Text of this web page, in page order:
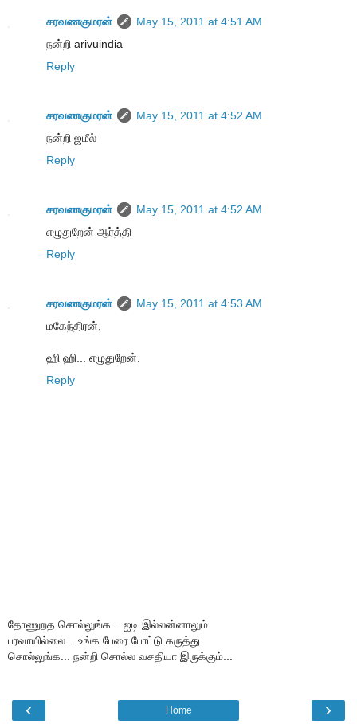
சரவணகுமரன்
May 15, 2011 at 4:51 AM
நன்றி arivuindia
Reply
சரவணகுமரன்
May 15, 2011 at 4:52 AM
நன்றி ஜமீல்
Reply
சரவணகுமரன்
May 15, 2011 at 4:52 AM
எழுதுறேன் ஆர்த்தி
Reply
சரவணகுமரன்
May 15, 2011 at 4:53 AM
மகேந்திரன்,
ஹி ஹி... எழுதுறேன்.
Reply
தோணுறத சொல்லுங்க... ஐடி இல்லன்னாலும்
பரவாயில்லை... உங்க பேரை போட்டு கருத்து
சொல்லுங்க... நன்றி சொல்ல வசதியா இருக்கும்...
‹ ›
Home